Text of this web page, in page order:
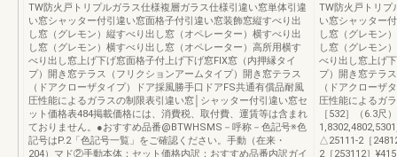
TW防火戸トリプルガラス仕様複層ガラス仕様引違い窓単体引違
い窓シャッター付引違い窓面格子付引違い窓装飾窓縦すべり出
し窓（グレモン）縦すべり出し窓（オペレーター）横すべり出
し窓（グレモン）横すべり出し窓（オペレーター）高所用横す
べり出し窓上げ下げ窓面格子付上げ下げ窓FIX窓（内押縁タイ
プ）開き窓テラス（フリクションアームタイプ）開き窓テラス
（ドアクローザタイプ）ドア採風勝手口ドアFS共通有償品耐風
圧性能によるガラスの制限表引違い窓│シャッター付引違い窓セ
ット価格表484掲載価格には、消費税、取付費、運賃等は含まれ
ておりません。●おすすめ品番@BTWHSMS－呼称－色記号※色
記号はP.2「色記号一覧」をご確認ください。手動（在来・
204）マド②手動本体：セット価格内訳：おすすめ品番内訳ガイ
TW防火戸トリプ
い窓シャッター
し窓（グレモン
し窓（グレモン
べり出し窓上げ
プ）開き窓テラ
（ドアクローザ
圧性能によるガ
［532］（6.3尺
△25111-2［
2［253112］